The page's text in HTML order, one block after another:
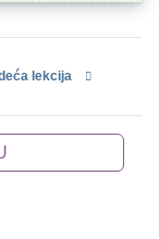
lekcija